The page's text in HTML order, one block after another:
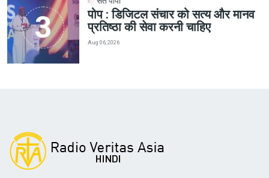
पोप : डिजिटल संचार को सत्य और मानव
प्रतिष्ठा की सेवा करनी चाहिए
Aug 06, 2026